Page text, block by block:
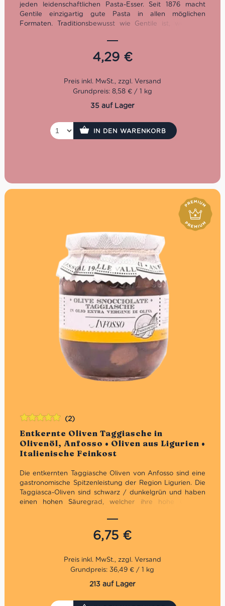
jeden leidenschaftlichen Pasta-Esser. Seit 1876 macht
Gentile einzigartig gute Pasta in allen möglichen
Formaten. Traditionsbewusst wie Gentile ist, wird hier
bis vier Tage getrocknet. Die Qualität der Pasta di
Gragnano eilt ihrem Ruf mit IGP-Appellation voraus.
Cirillo Methode
Bronze gepresst
4,29 €
Grundpreis: 8,58 € / 1 kg
35 auf Lager
IN DEN WARENKORB
Entkernte Oliven Taggiasche in
Olivenöl, Anfosso • Oliven aus Ligurien •
Italienische Feinkost
(2)
Die entkernten Taggiasche Oliven von Anfosso sind eine
gastronomische Spitzenleistung der Region Ligurien. Die
Taggiasca-Oliven sind schwarz / dunkelgrün und haben
einen hohen Säuregrad, welcher ihre hohe Qualität
aus dem Hause Anfosso bestechen auch diese
entkernten Taggiasca-Oliven, eingelegt in nativem
Olivenöl extra, durch ihren besonders milden und
Als kleines Familienunternehmen produziert Anfosso in
natives Olivenöl extra und weitere Delikatessen, wie
6,75 €
Bewertet
mit5.00von
5
Grundpreis: 36,49 € / 1 kg
213 auf Lager